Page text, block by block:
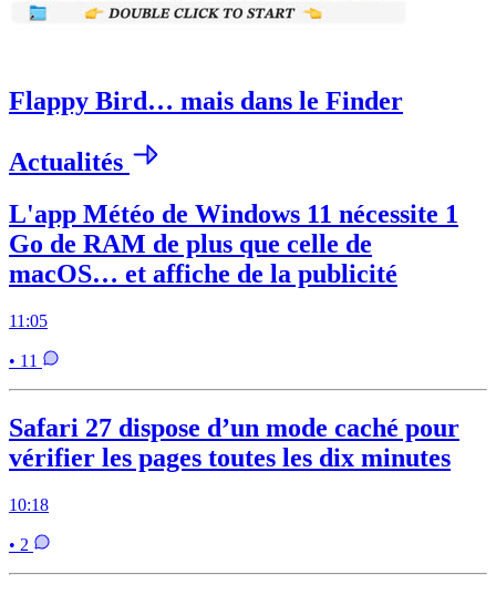
Flappy Bird… mais dans le Finder
Actualités
L'app Météo de Windows 11 nécessite 1
Go de RAM de plus que celle de
macOS… et affiche de la publicité
11:05
• 11
Safari 27 dispose d’un mode caché pour
vérifier les pages toutes les dix minutes
10:18
• 2